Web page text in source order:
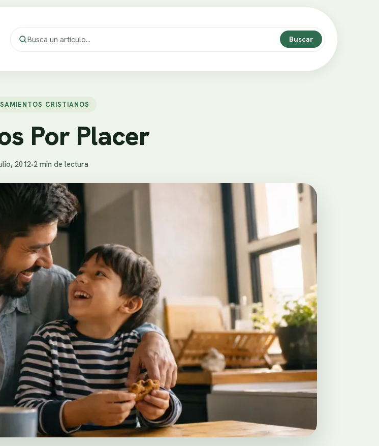
Buscar
CRISTIANOS
Por Placer
2012•2 min de lectura